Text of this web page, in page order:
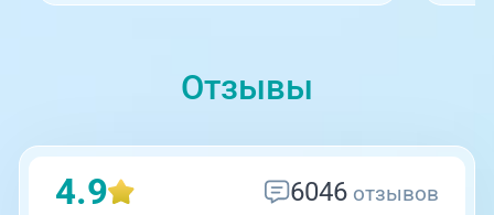
Отзывы
4.9 6046 отзывов